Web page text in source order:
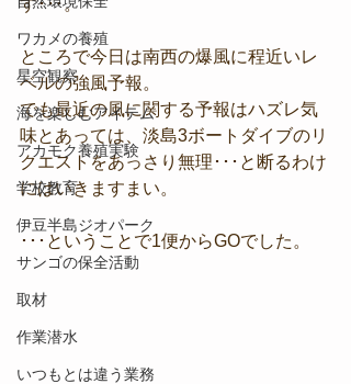
ワカメの養殖
星空観察
海を楽しむアイテム
アカモク養殖実験
学校教育
伊豆半島ジオパーク
サンゴの保全活動
取材
作業潜水
いつもとは違う業務
す･･･。
ところで今日は南西の爆風に程近いレ
ベルの強風予報。
でも最近の風に関する予報はハズレ気
味とあっては、淡島3ボートダイブのリ
クエストをあっさり無理･･･と断るわけ
にはいきますまい。
･･･ということで1便からGOでした。